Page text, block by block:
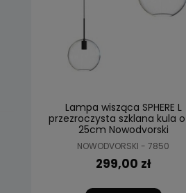
Lampa wisząca SPHERE L
przezroczysta szklana kula o
25cm Nowodvorski
NOWODVORSKI - 7850
299,00 zł